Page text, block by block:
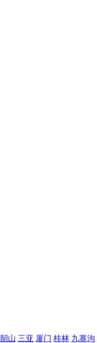
韶山 三亚 厦门 桂林 九寨沟